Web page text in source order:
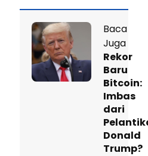
Baca
Juga
Rekor
Baru
Bitcoin:
Imbas
dari
Donald
Trump?